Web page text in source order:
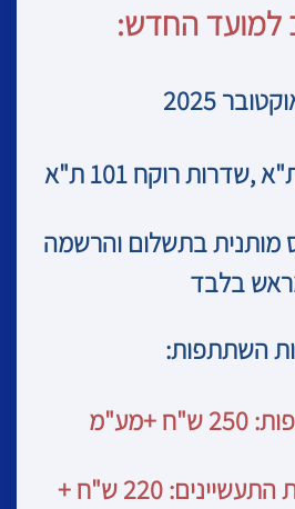
למועד החדש:
בתשלום והרשמה
בלבד
השתתפות:
+מע"מ
לחברי התאחדות התעשיינים: 220 ש"ח +